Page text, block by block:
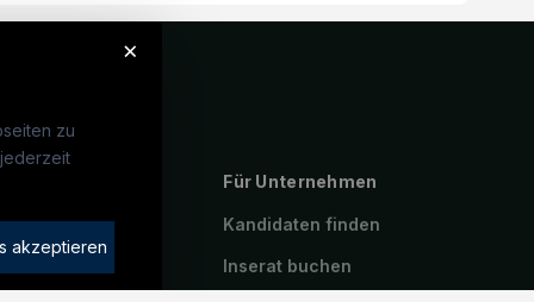
×
zu
akzeptieren
Für Unternehmen
Kandidaten finden
Inserat buchen